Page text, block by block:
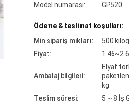
Model numarası:
GP520
Ödeme & teslimat koşulları:
Min sipariş miktarı:
500
Fiyat:
Ambalaj bilgileri:
Elyaf
kg
Teslim süresi:
5 ~ 8 İş